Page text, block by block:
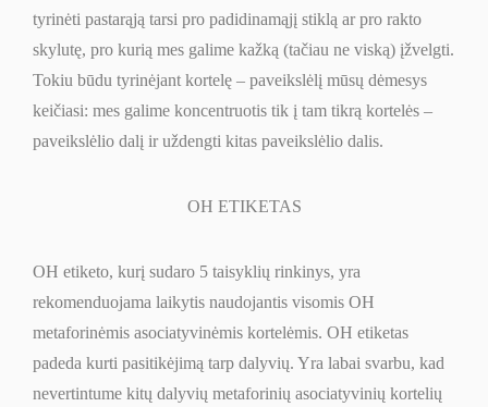
tyrinėti pastarąją tarsi pro padidinamąjį stiklą ar pro rakto
skylutę, pro kurią mes galime kažką (tačiau ne viską) įžvelgti.
Tokiu būdu tyrinėjant kortelę – paveikslėlį mūsų dėmesys
keičiasi: mes galime koncentruotis tik į tam tikrą kortelės –
paveikslėlio dalį ir uždengti kitas paveikslėlio dalis.
OH ETIKETAS
OH etiketo, kurį sudaro 5 taisyklių rinkinys, yra
rekomenduojama laikytis naudojantis visomis OH
metaforinėmis asociatyvinėmis kortelėmis. OH etiketas
padeda kurti pasitikėjimą tarp dalyvių. Yra labai svarbu, kad
nevertintume kitų dalyvių metaforinių asociatyvinių kortelių